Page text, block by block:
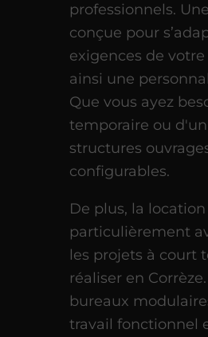
professionnels.
conçue pour
exigences de
ainsi une
Que vous ayez
temporaire ou
structures
configurables.
De plus, la
particulièrement
les projets à court
réaliser en
bureaux
travail fonctionnel